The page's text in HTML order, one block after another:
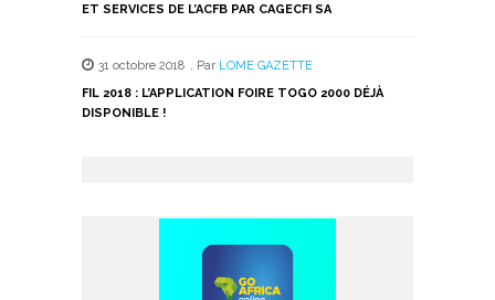
ET SERVICES DE L’ACFB PAR CAGECFI SA
31 octobre 2018 , Par LOME GAZETTE
FIL 2018 : L’APPLICATION FOIRE TOGO 2000 DÉJÀ
DISPONIBLE !